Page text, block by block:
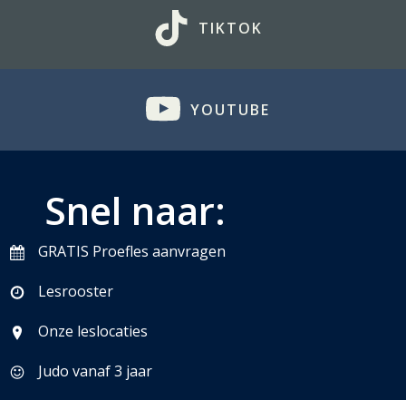
TIKTOK
YOUTUBE
Snel naar:
GRATIS Proefles aanvragen
Lesrooster
Onze leslocaties
Judo vanaf 3 jaar